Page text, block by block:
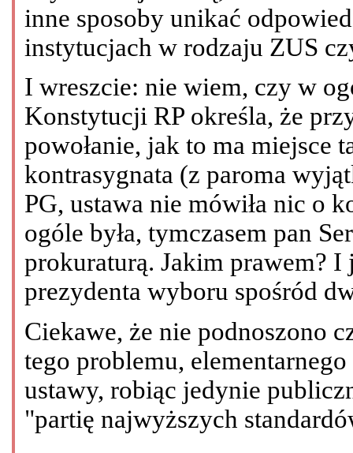
inne sposoby unikać
instytucjach w rodzaju ZUS
I wreszcie: nie wiem, czy w
Konstytucji RP określa, że
powołanie, jak to ma miejsce
kontrasygnata (z paroma
PG, ustawa nie mówiła nic o
ogóle była, tymczasem pan
prokuraturą. Jakim prawem?
prezydenta wyboru spośród
Ciekawe, że nie podnoszono
tego problemu,
ustawy, robiąc jedynie
"partię najwyższych